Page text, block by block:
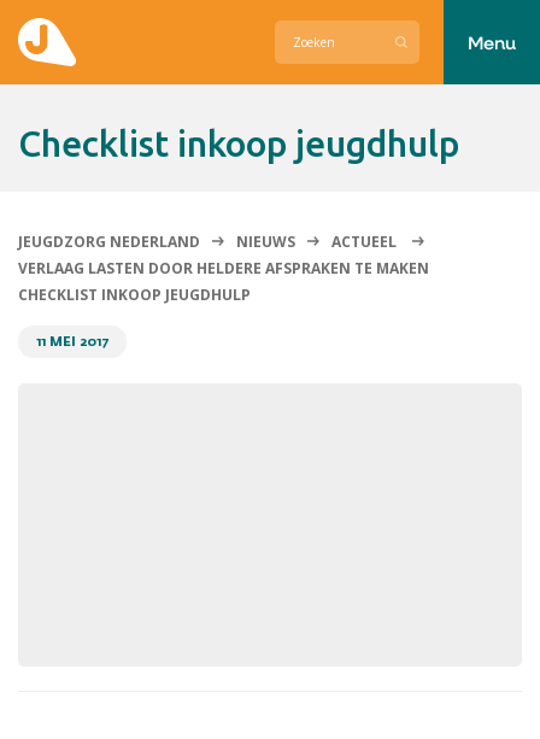
Contact
Menu
Checklist inkoop jeugdhulp
JEUGDZORG NEDERLAND NIEUWS
ACTUEEL
VERLAAG LASTEN DOOR HELDERE AFSPRAKEN TE MAKEN
CHECKLIST INKOOP JEUGDHULP
11 MEI 2017